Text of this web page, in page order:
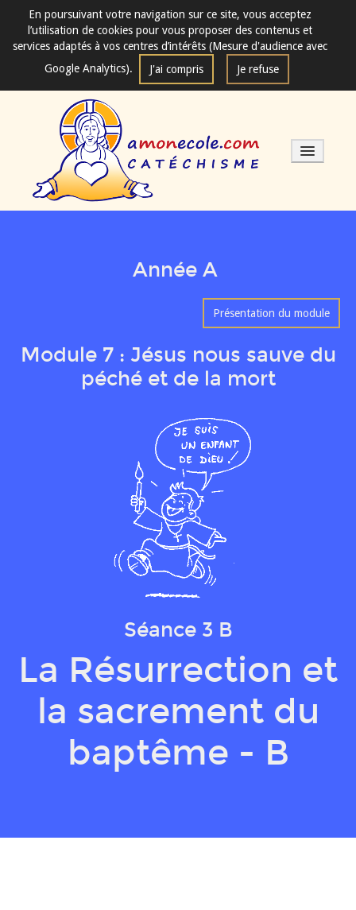
En poursuivant votre navigation sur ce site, vous acceptez
l’utilisation de cookies pour vous proposer des contenus et
services adaptés à vos centres d’intérêts (Mesure d'audience avec
Google Analytics).
J'ai compris Je refuse
Qui sommes-nous ?
Année A
Présentation du module
Module 7 : Jésus nous sauve du
péché et de la mort
Séance 3 B
La Résurrection et
la sacrement du
baptême - B